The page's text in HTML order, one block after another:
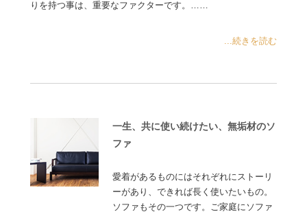
りを持つ事は、重要なファクターです。……
...続きを読む
一生、共に使い続けたい、無垢材のソ
ファ
愛着があるものにはそれぞれにストーリ
ーがあり、できれば長く使いたいもの。
ソファもその一つです。ご家庭にソファ